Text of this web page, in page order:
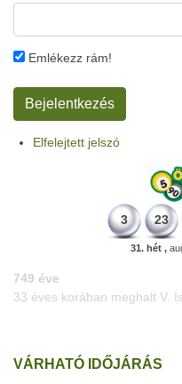
Emlékezz rám!
Elfelejtett jelszó
3 23
31. hét ,
498 éve
A szávaszentdemeteri-
VÁRHATÓ IDŐJÁRÁS